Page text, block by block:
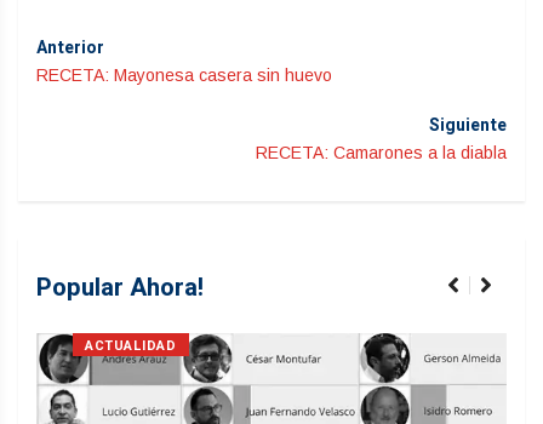
Anterior
RECETA: Mayonesa casera sin huevo
Siguiente
RECETA: Camarones a la diabla
Popular Ahora!
ACTUALIDAD